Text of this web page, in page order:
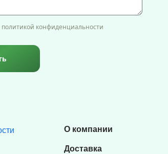
политикой конфиденциальности
О компании
Доставка